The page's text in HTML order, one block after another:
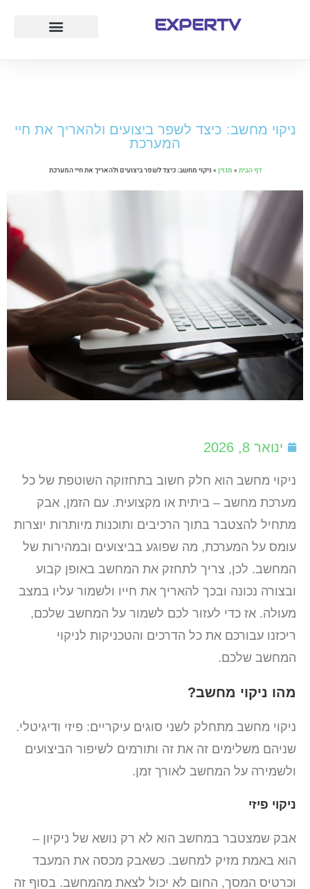
EXPERTV
ניקוי מחשב: כיצד לשפר ביצועים ולהאריך את חיי
המערכת
דף הבית» מגזין» ניקוי מחשב: כיצד לשפר ביצועים ולהאריך את חיי המערכת
ינואר 8, 2026
ניקוי מחשב הוא חלק חשוב בתחזוקה השוטפת של כל
מערכת מחשב – ביתית או מקצועית. עם הזמן, אבק
מתחיל להצטבר בתוך הרכיבים ותוכנות מיותרות יוצרות
עומס על המערכת, מה שפוגע בביצועים ובמהירות של
המחשב. לכן, צריך לתחזק את המחשב באופן קבוע
ובצורה נכונה ובכך להאריך את חייו ולשמור עליו במצב
מעולה. אז כדי לעזור לכם לשמור על המחשב שלכם,
ריכזנו עבורכם את כל הדרכים והטכניקות לניקוי
המחשב שלכם.
מהו ניקוי מחשב?
ניקוי מחשב מתחלק לשני סוגים עיקריים: פיזי ודיגיטלי.
שניהם משלימים זה את זה ותורמים לשיפור הביצועים
ולשמירה על המחשב לאורך זמן.
ניקוי פיזי
אבק שמצטבר במחשב הוא לא רק נושא של ניקיון –
הוא באמת מזיק למחשב. כשאבק מכסה את המעבד
וכרטיס המסך, החום לא יכול לצאת מהמחשב. בסוף זה